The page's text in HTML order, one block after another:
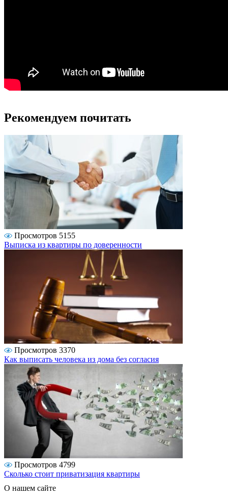
Рекомендуем почитать
Просмотров 5155
Выписка из квартиры по доверенности
Просмотров 3370
Как выписать человека из дома без согласия
Просмотров 4799
Сколько стоит приватизация квартиры
О нашем сайте